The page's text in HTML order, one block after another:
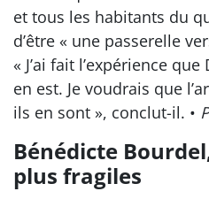
et tous les habitants du
d’être « une passerelle
« J’ai fait l’expérience
en est. Je voudrais que
ils en sont », conclut-il. •
Bénédicte
plus fragiles